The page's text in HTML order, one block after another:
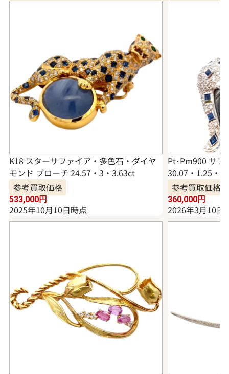
K18 スターサファイア・多色石・ダイヤ
モンド ブローチ 24.57・3・3.63ct
参考買取価格
533,000円
2025年10月10日時点
Pt･Pm900 サフ
30.07・1.25・
参考買取価格
360,000円
2026年3月10日